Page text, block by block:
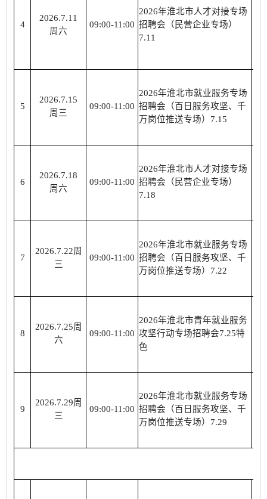
4
2026.7.11
周六
09:00-11:00
2026年淮北市人才对接专场
招聘会（民营企业专场）
7.11
5
2026.7.15
周三
09:00-11:00
2026年淮北市就业服务专场
招聘会（百日服务攻坚、千
万岗位推送专场）7.15
6
2026.7.18
周六
09:00-11:00
2026年淮北市人才对接专场
招聘会（民营企业专场）
7.18
7
2026.7.22周
三
09:00-11:00
2026年淮北市就业服务专场
招聘会（百日服务攻坚、千
万岗位推送专场）7.22
8
2026.7.25周
六
09:00-11:00
2026年淮北市青年就业服务
攻坚行动专场招聘会7.25特
色
9
2026.7.29周
三
09:00-11:00
2026年淮北市就业服务专场
招聘会（百日服务攻坚、千
万岗位推送专场）7.29